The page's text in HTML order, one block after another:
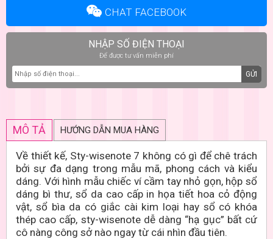
CHAT FACEBOOK
NHẬP SỐ ĐIỆN THOẠI
Để được tư vấn miễn phí
GỬI
MÔ TẢ HƯỚNG DẪN MUA HÀNG
Về thiết kế, Sty-wisenote7 không có gì để chê trách
bởi sự đa dạng trong mẫu mã, phong cách và kiểu
dáng. Với hình mẫu chiếc ví cầm tay nhỏ gọn, hộp sổ
dáng bì thư, sổ da cao cấp in họa tiết hoa cỏ động
vật, sổ bìa da có giắc cài kim loại hay sổ có khóa
thép cao cấp, sty-wisenote dễ dàng “hạ gục” bất cứ
cô nàng công sở nào ngay từ cái nhìn đầu tiên.